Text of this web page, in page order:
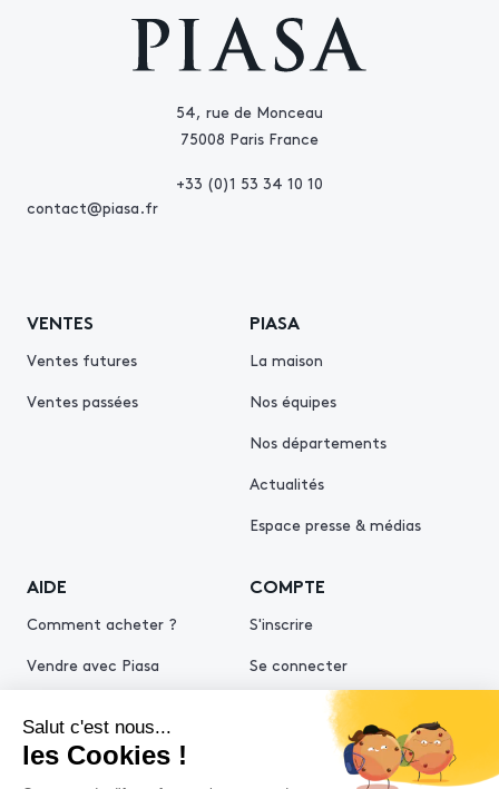
54, rue de Monceau
75008 Paris France
+33 (0)1 53 34 10 10
contact@piasa.fr
VENTES
Ventes futures
Ventes passées
PIASA
La maison
Nos équipes
Nos départements
Actualités
Espace presse & médias
AIDE
Comment acheter ?
Vendre avec Piasa
COMPTE
S'inscrire
Se connecter